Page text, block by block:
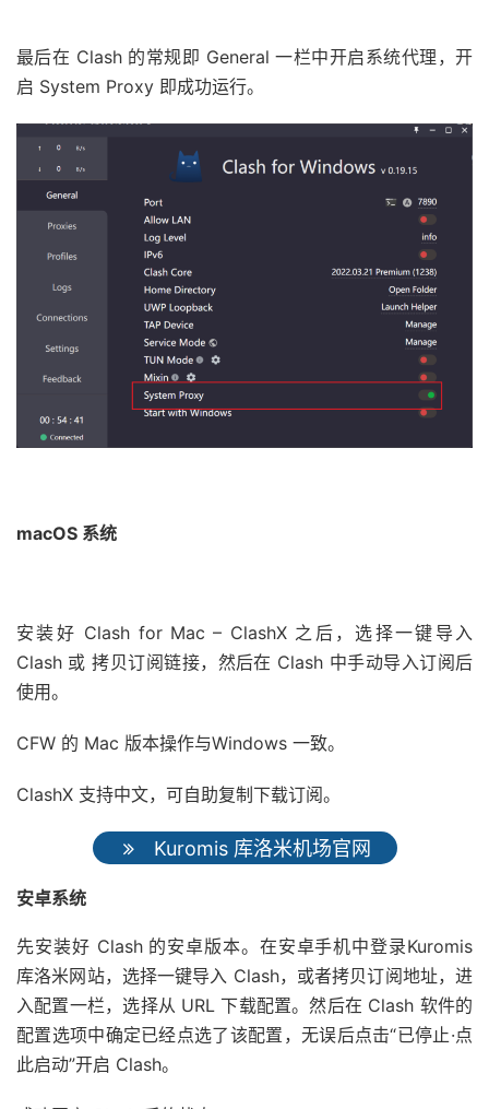
最后在 Clash 的常规即 General 一栏中开启系统代理，开
启 System Proxy 即成功运行。
macOS 系统
安装好 Clash for Mac – ClashX 之后，选择一键导入
Clash 或 拷贝订阅链接，然后在 Clash 中手动导入订阅后
使用。
CFW 的 Mac 版本操作与Windows 一致。
ClashX 支持中文，可自助复制下载订阅。
Kuromis 库洛米机场官网
安卓系统
先安装好 Clash 的安卓版本。在安卓手机中登录Kuromis
库洛米网站，选择一键导入 Clash，或者拷贝订阅地址，进
入配置一栏，选择从 URL 下载配置。然后在 Clash 软件的
配置选项中确定已经点选了该配置，无误后点击“已停止·点
此启动”开启 Clash。